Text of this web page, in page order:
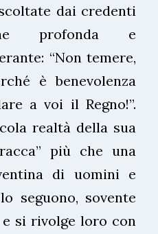
dai credenti
profonda e
“Non temere,
è benevolenza
a voi il Regno!”.
realtà della sua
più che una
di uomini e
seguono, sovente
si rivolge loro con